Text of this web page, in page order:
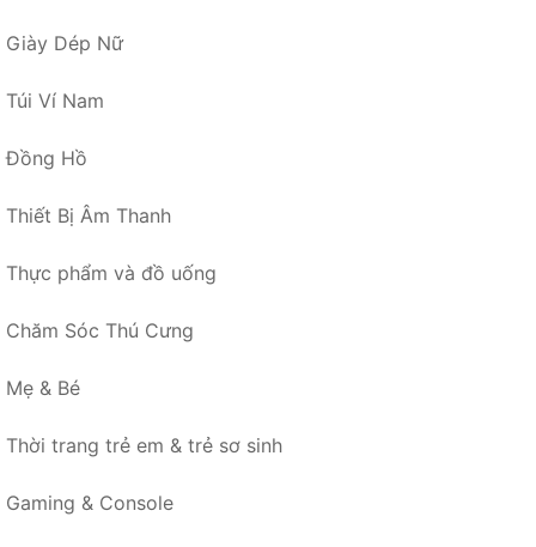
Giày Dép Nữ
Túi Ví Nam
Đồng Hồ
Thiết Bị Âm Thanh
Thực phẩm và đồ uống
Chăm Sóc Thú Cưng
Mẹ & Bé
Thời trang trẻ em & trẻ sơ sinh
Gaming & Console